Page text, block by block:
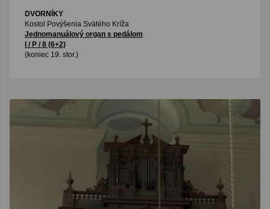
DVORNÍKY
Kostol Povýšenia Svätého Kríža
Jednomanuálový organ s pedálom
I / P / 8 (6+2)
(koniec 19. stor.)